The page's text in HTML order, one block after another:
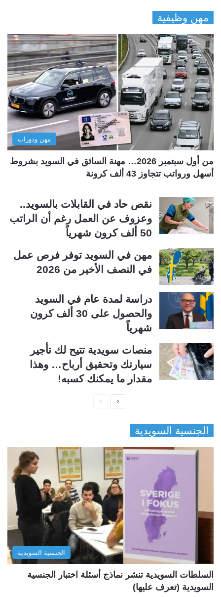
ح
ة
ا
ل
س
ا
ب
ح
ة
ا
ل
ت
ا
ل
مهن وظيفية
مهن ودورات
من أول سبتمبر 2026… مهنة السائق في السويد بشروط
أسهل ورواتب تتجاوز 43 ألف كرونة
نقص حاد في القابلات بالسويد..
وعزوف عن العمل رغم أن الراتب
50 ألف كرون شهرياً
مهن في السويد توفر فرص عمل
في النصف الأخير من 2026
دراسة لمدة عام في السويد
والحصول على 30 ألف كرون
شهرياً
منصات سويدية تتيح لك تأجير
سيارتك وتحقيق أرباح… وهذا
مقدار ما يمكنك كسبه!
ا
س
ا
ب
ق
ة
ح
ة
ا
ل
ا
ل
ي
الجنسية السويدية
الجنسية السويدية
السلطات السويدية تنشر نماذج أسئلة اختبار الجنسية
السويدية (تعرف عليها)